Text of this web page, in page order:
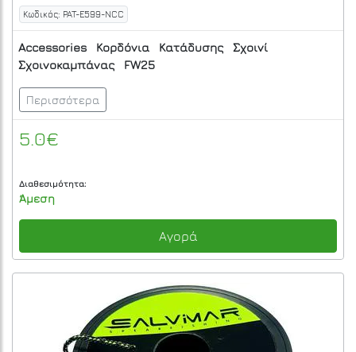
Κωδικός: PAT-E599-NCC
Accessories Κορδόνια Κατάδυσης
Σχοινί
Σχοινοκαμπάνας
FW25
Περισσότερα
5.0€
Διαθεσιμότητα:
Άμεση
Αγορά